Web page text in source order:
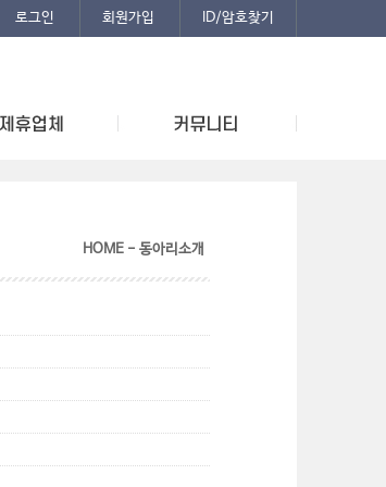
로그인 회원가입 ID/암호찾기
HOME - 동아리소개